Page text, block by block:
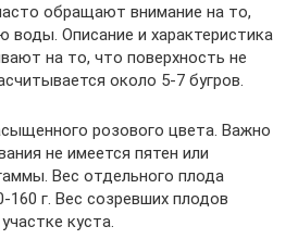
обращают внимание на то,
воды. Описание и характеристика
на то, что поверхность не
около 5-7 бугров.
розового цвета. Важно
не имеется пятен или
Вес отдельного плода
160 г. Вес созревших плодов
куста.